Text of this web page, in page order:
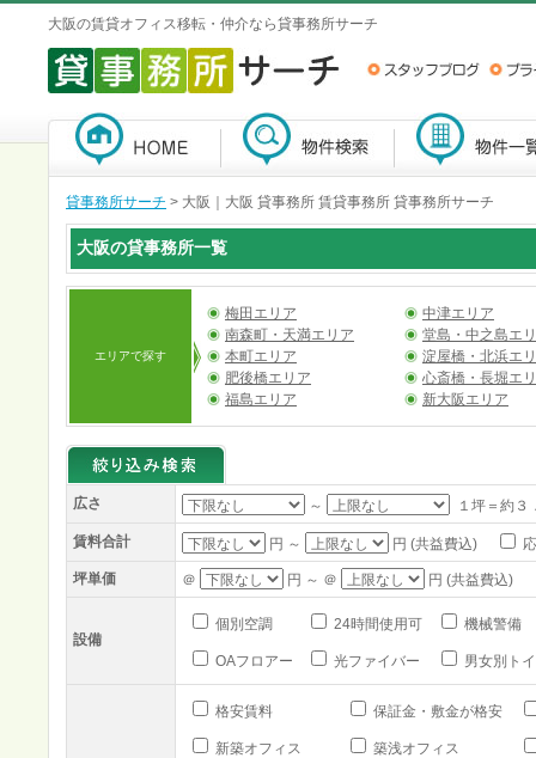
大阪の賃貸オフィス移転・仲介なら貸事務所サーチ
貸事務所サーチ > 大阪｜大阪 貸事務所 賃貸事務所 貸事務所サーチ
大阪の貸事務所一覧
エリアで探す
梅田エリア
中津エリア
南森町・天満エリア
堂島・中之島エ
本町エリア
淀屋橋・北浜エ
肥後橋エリア
心斎橋・長堀エ
福島エリア
新大阪エリア
広さ ～ １坪＝約３
賃料合計 円 ～ 円 (共益費込)
坪単価 ＠ 円 ～ ＠ 円 (共益費込)
設備
個別空調 24時間使用可 機械警備
OAフロアー 光ファイバー 男女別ト
格安賃料 保証金・敷金が格安
新築オフィス 築浅オフィス